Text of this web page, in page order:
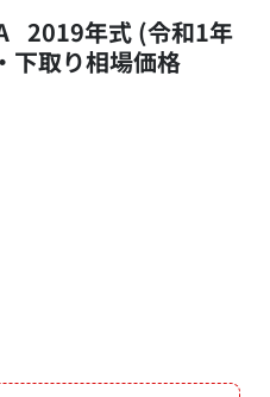
2019年式 (令和1年
下取り相場価格